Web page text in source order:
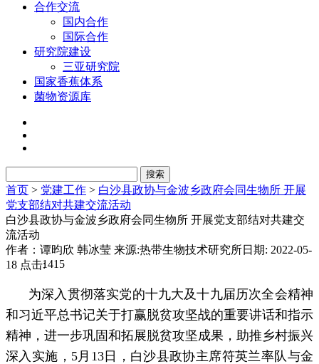
合作交流
国内合作
国际合作
研究院建设
三亚研究院
国家香蕉体系
菌物资源库
首页 > 党建工作 > 白沙县政协与金波乡政府会同生物所 开展
党支部结对共建交流活动
白沙县政协与金波乡政府会同生物所 开展党支部结对共建交
流活动
作者：谭昀欣 韩冰莹 来源:热带生物技术研究所日期: 2022-05-
18 点击:1415
为深入贯彻落实党的十九大及十九届历次全会精神
和习近平总书记关于打赢脱贫攻坚战的重要讲话和指示
精神，进一步巩固和拓展脱贫攻坚成果，助推乡村振兴
深入实施，5月13日，白沙县政协主席符英兰率队与金